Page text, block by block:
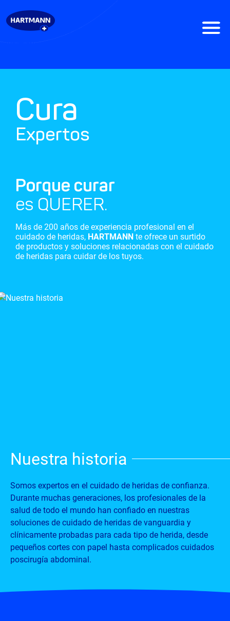
Cura
Expertos
Porque curar
es QUERER.
Más de 200 años de experiencia profesional en el
cuidado de heridas, HARTMANN te ofrece un surtido
de productos y soluciones relacionadas con el cuidado
de heridas para cuidar de los tuyos.
Nuestra historia
Somos expertos en el cuidado de heridas de confianza.
Durante muchas generaciones, los profesionales de la
salud de todo el mundo han confiado en nuestras
soluciones de cuidado de heridas de vanguardia y
clínicamente probadas para cada tipo de herida, desde
pequeños cortes con papel hasta complicados cuidados
poscirugía abdominal.